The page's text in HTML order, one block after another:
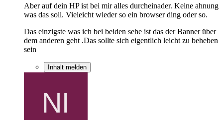
Aber auf dein HP ist bei mir alles durcheinader. Keine ahnung
was das soll. Vieleicht wieder so ein browser ding oder so.
Das einzigste was ich bei beiden sehe ist das der Banner über
dem anderen geht .Das sollte sich eigentlich leicht zu beheben
sein
Inhalt melden